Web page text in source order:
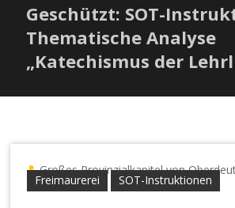
Geschützt: SOT-
Thematische Analyse
„Katechismus der
Freimaurerei SOT-Instruktionen
Großes Provinzialkapitel von